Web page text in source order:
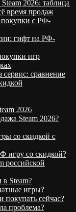
2026: таблица
время продаж
покупки с РФ-
гифт на РФ-
игр
сравнение
2026
Steam 2026?
со скидкой с
игру со скидкой?
российской
в Steam?
игры?
покупать сейчас?
проблема?